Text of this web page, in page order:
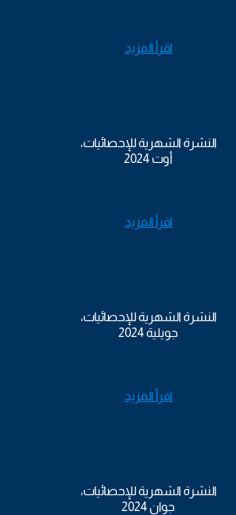
اقرأ المزيد
النشرة الشهرية للإحصائيات،
أوت 2024
اقرأ المزيد
النشرة الشهرية للإحصائيات،
جويلية 2024
اقرأ المزيد
النشرة الشهرية للإحصائيات،
جوان 2024